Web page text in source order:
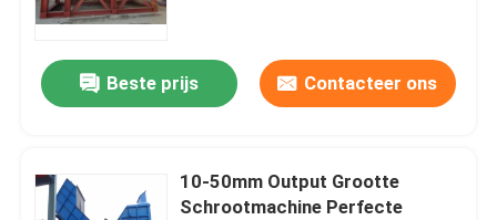
Beste prijs Contacteer ons
10-50mm Output Grootte
Schrootmachine Perfecte